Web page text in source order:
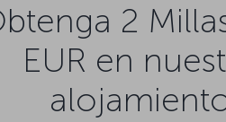
2
EUR en